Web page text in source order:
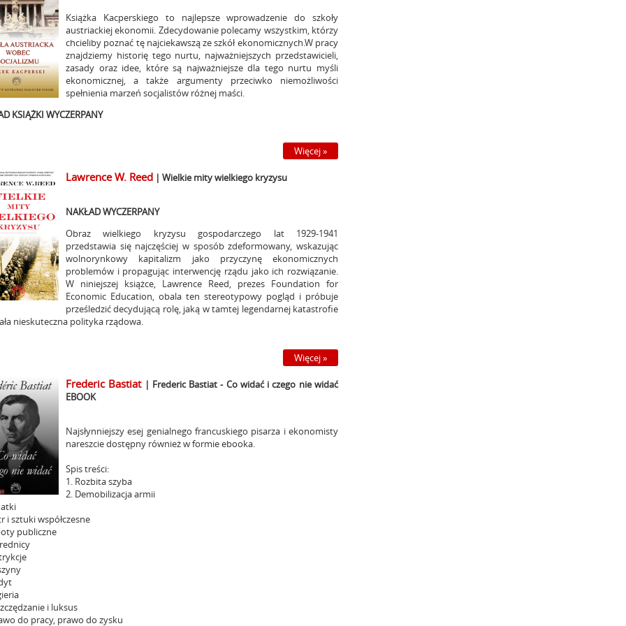
Książka Kacperskiego to najlepsze wprowadzenie do szkoły
austriackiej ekonomii. Zdecydowanie polecamy wszystkim, którzy
chcieliby poznać tę najciekawszą ze szkół ekonomicznych.W pracy
znajdziemy historię tego nurtu, najważniejszych przedstawicieli,
zasady oraz idee, które są najważniejsze dla tego nurtu myśli
ekonomicznej, a także argumenty przeciwko niemożliwości
spełnienia marzeń socjalistów różnej maści.
KSIĄŻKI WYCZERPANY
Więcej »
Lawrence W. Reed | Wielkie mity wielkiego kryzysu
NAKŁAD WYCZERPANY
Obraz wielkiego kryzysu gospodarczego lat 1929-1941
przedstawia się najczęściej w sposób zdeformowany, wskazując
wolnorynkowy kapitalizm jako przyczynę ekonomicznych
problemów i propagując interwencję rządu jako ich rozwiązanie.
W niniejszej książce, Lawrence Reed, prezes Foundation for
Economic Education, obala ten stereotypowy pogląd i próbuje
prześledzić decydującą rolę, jaką w tamtej legendarnej katastrofie
nieskuteczna polityka rządowa.
Więcej »
Frederic Bastiat| Frederic Bastiat - Co widać i czego nie widać
EBOOK
Najsłynniejszy esej genialnego francuskiego pisarza i ekonomisty
nareszcie dostępny również w formie ebooka.
Spis treści:
1. Rozbita szyba
2. Demobilizacja armii
i sztuki współczesne
publiczne
i luksus
do pracy, prawo do zysku